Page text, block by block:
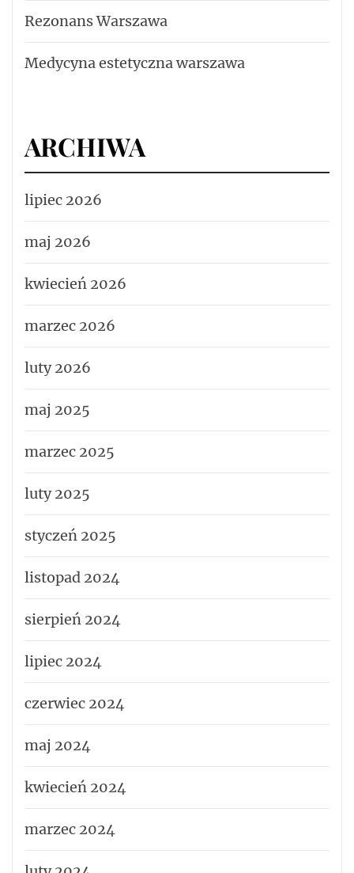
Rezonans Warszawa
Medycyna estetyczna warszawa
ARCHIWA
lipiec 2026
maj 2026
kwiecień 2026
marzec 2026
luty 2026
maj 2025
marzec 2025
luty 2025
styczeń 2025
listopad 2024
sierpień 2024
lipiec 2024
czerwiec 2024
maj 2024
kwiecień 2024
marzec 2024